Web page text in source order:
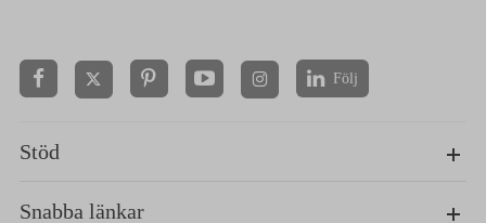
  Följ
Stöd
Snabba länkar